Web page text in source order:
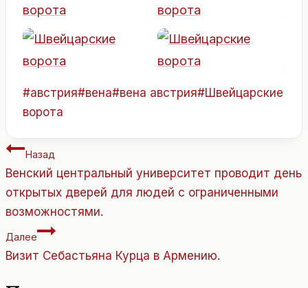
Метки
записи:
#австрия#вена#вена австрия#Швейцарские
ворота
Навигация
по
записям
Назад
Венский центральный университет проводит день
открытых дверей для людей с ограниченными
возможностями.
Далее
Визит Себастьяна Курца в Армению.